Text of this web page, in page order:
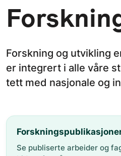
Forskning og utvikling
er integrert i alle våre
tett med nasjonale og
Se publiserte arbeider og